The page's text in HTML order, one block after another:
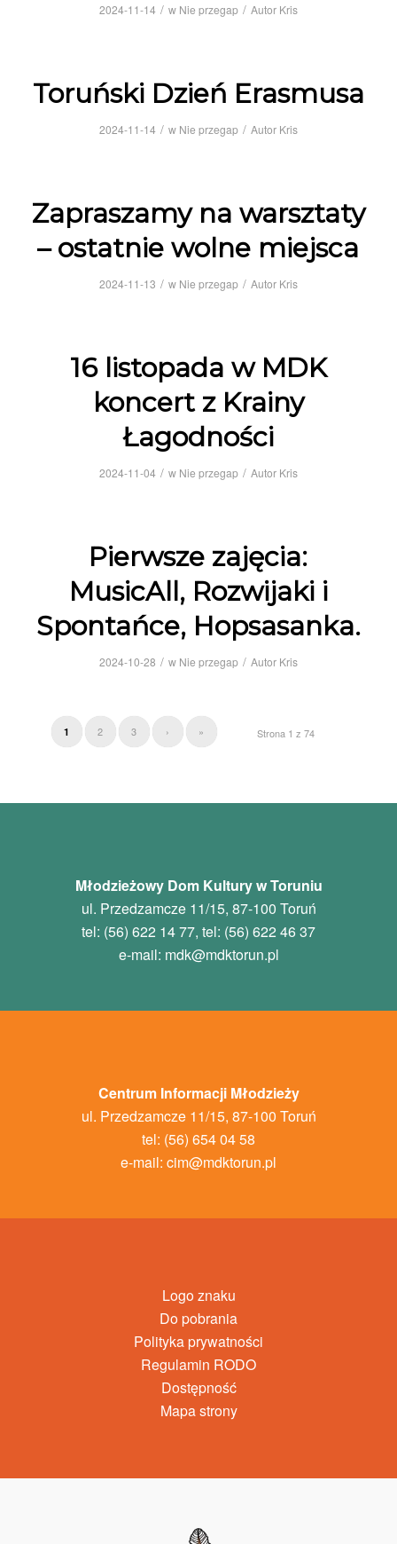
2024-11-14 / w Nie przegap / Autor Kris
Toruński Dzień Erasmusa
2024-11-14 / w Nie przegap / Autor Kris
Zapraszamy na warsztaty
– ostatnie wolne miejsca
2024-11-13 / w Nie przegap / Autor Kris
16 listopada w MDK
koncert z Krainy
Łagodności
2024-11-04 / w Nie przegap / Autor Kris
Pierwsze zajęcia:
MusicAll, Rozwijaki i
Spontańce, Hopsasanka.
2024-10-28 / w Nie przegap / Autor Kris
Strona 1 z 74
1 2 3 › »
Młodzieżowy Dom Kultury w Toruniu
ul. Przedzamcze 11/15, 87-100 Toruń
tel: (56) 622 14 77, tel: (56) 622 46 37
e-mail: mdk@mdktorun.pl
Centrum Informacji Młodzieży
ul. Przedzamcze 11/15, 87-100 Toruń
tel: (56) 654 04 58
e-mail: cim@mdktorun.pl
Logo znaku
Do pobrania
Polityka prywatności
Regulamin RODO
Dostępność
Mapa strony